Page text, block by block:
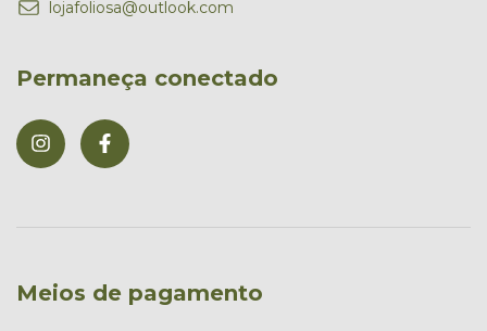
lojafoliosa@outlook.com
Permaneça conectado
Meios de pagamento